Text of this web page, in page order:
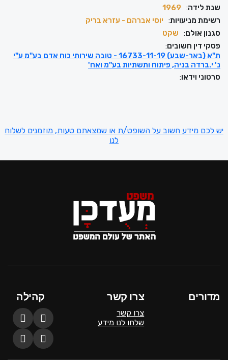
שנת לידה:
1969
רשימת מניעויות:
יוסי אברהם - עזרא בריק
סגנון אולם:
שקט
פסקי דין חשובים:
ת"א (באר-שבע) 16733-11-19 - טובה שירותי כוח אדם בע"מ ע"י
נ' י.ברדה בניה, פיתוח ותשתיות בע"מ ואח'
סרטוני וידאו:
יש לכם מידע חשוב על השופט/ת או שמצאתם טעות, מוזמנים לשלוח
לנו
מדורים צרו קשר
צרו קשר
שלחו לנו מידע
קהילה